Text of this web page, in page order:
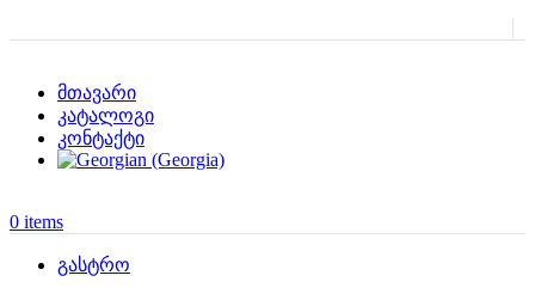
მთავარი
კატალოგი
კონტაქტი
0 items
გასტრო